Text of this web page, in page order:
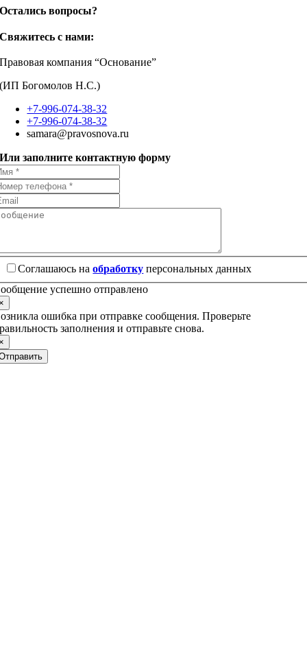
Остались вопросы?
Свяжитесь с нами:
Правовая компания “Основание”
(ИП Богомолов Н.С.)
+7-996-074-38-32
+7-996-074-38-32
samara@pravosnova.ru
Или заполните контактную форму
Соглашаюсь наобработку персональных данных
успешно отправлено
ошибка при отправке сообщения. Проверьте
заполнения и отправьте снова.